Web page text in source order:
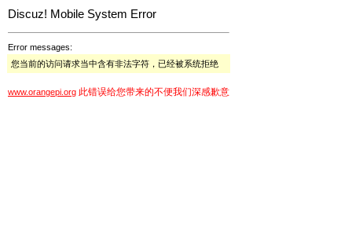
Discuz! Mobile System Error
Error messages:
您当前的访问请求当中含有非法字符，已经被系统拒绝
www.orangepi.org 此错误给您带来的不便我们深感歉意